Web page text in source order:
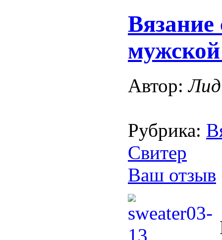
Автор:
Рубрика:
Свитер
Ваш отзыв